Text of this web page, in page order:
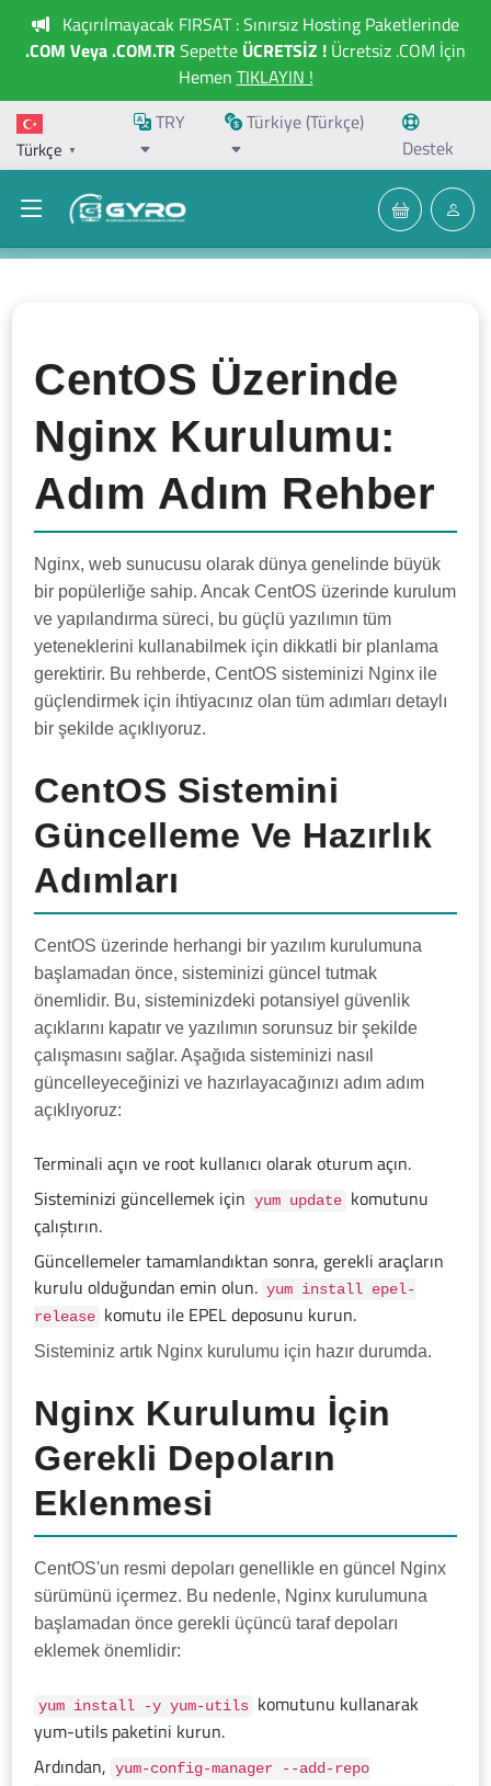
Kaçırılmayacak FIRSAT : Sınırsız Hosting Paketlerinde
.COM Veya .COM.TRSepette ÜCRETSİZ ! Ücretsiz .COM İçin
Hemen TIKLAYIN !
Türkçe ▼
TRY
Türkiye (Türkçe)
Destek
CentOS Üzerinde
Nginx Kurulumu:
Adım Adım Rehber
Nginx, web sunucusu olarak dünya genelinde büyük
bir popülerliğe sahip. Ancak CentOS üzerinde kurulum
ve yapılandırma süreci, bu güçlü yazılımın tüm
yeteneklerini kullanabilmek için dikkatli bir planlama
gerektirir. Bu rehberde, CentOS sisteminizi Nginx ile
güçlendirmek için ihtiyacınız olan tüm adımları detaylı
bir şekilde açıklıyoruz.
CentOS Sistemini
Güncelleme Ve Hazırlık
Adımları
CentOS üzerinde herhangi bir yazılım kurulumuna
başlamadan önce, sisteminizi güncel tutmak
önemlidir. Bu, sisteminizdeki potansiyel güvenlik
açıklarını kapatır ve yazılımın sorunsuz bir şekilde
çalışmasını sağlar. Aşağıda sisteminizi nasıl
güncelleyeceğinizi ve hazırlayacağınızı adım adım
açıklıyoruz:
Terminali açın ve root kullanıcı olarak oturum açın.
Sisteminizi güncellemek için yum update komutunu
çalıştırın.
Güncellemeler tamamlandıktan sonra, gerekli araçların
kurulu olduğundan emin olun. yum install epel-
release komutu ile EPEL deposunu kurun.
Sisteminiz artık Nginx kurulumu için hazır durumda.
Nginx Kurulumu İçin
Gerekli Depoların
Eklenmesi
CentOS'un resmi depoları genellikle en güncel Nginx
sürümünü içermez. Bu nedenle, Nginx kurulumuna
başlamadan önce gerekli üçüncü taraf depoları
eklemek önemlidir:
yum install -y yum-utils komutunu kullanarak
yum-utils paketini kurun.
Ardından, yum-config-manager --add-repo